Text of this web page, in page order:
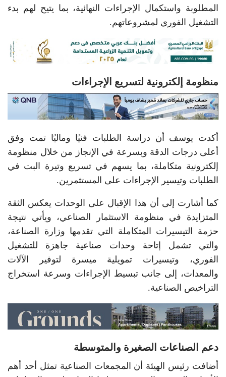
المطلوبة واستكمال الإجراءات النهائية، بما يتيح لهم بدء
التشغيل الفوري لمشروعاتهم.
منظومة إلكترونية لتسريع الإجراءات
أكدت يوسف أن دراسة الطلبات فنيًا وماليًا تمت وفق
أعلى درجات الدقة وبسرعة في الإنجاز من خلال منظومة
إلكترونية متكاملة، بما يسهم في تسريع وتيرة البت في
الطلبات وتيسير الإجراءات على المستثمرين.
كما أشارت إلى أن هذا الإقبال على الوحدات يعكس الثقة
المتزايدة في منظومة الاستثمار الصناعي، ويأتي نتيجة
حزمة التيسيرات المتكاملة التي تقدمها وزارة الصناعة،
والتي تشمل إتاحة وحدات صناعية جاهزة للتشغيل
الفوري، وتيسيرات تمويلية ميسرة لتوفير الآلات
والمعدات، إلى جانب تبسيط الإجراءات وسرعة استخراج
التراخيص الصناعية.
دعم الصناعات الصغيرة والمتوسطة
أضافت رئيس الهيئة أن المجمعات الصناعية تمثل أحد أهم